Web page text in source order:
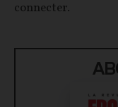
connecter.